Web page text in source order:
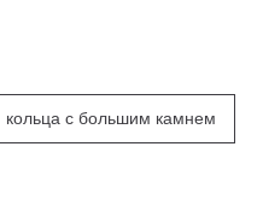
кольца с большим камнем